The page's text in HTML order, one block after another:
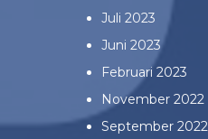
Juli 2023
Juni 2023
Februari 2023
November 2022
September 2022